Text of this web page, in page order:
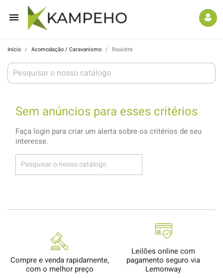

Início Acomodação / Caravanismo Roulotte
Sem anúncios para esses critérios
Faça login para criar um alerta sobre os critérios de seu
interesse.
Compre e venda rapidamente,
com o melhor preço
Leilões online com
pagamento seguro via
Lemonway